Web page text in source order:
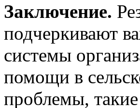
Заключение.
подчеркивают
системы
помощи в
проблемы,